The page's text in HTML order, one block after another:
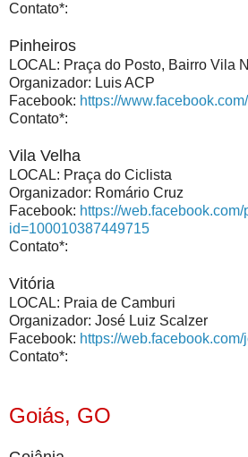
Contato*:
Pinheiros
LOCAL: Praça do Posto, Bairro Vila
Organizador: Luis ACP
Facebook: https://
Contato*:
Vila Velha
LOCAL: Praça do Ciclista
Organizador: Romário Cruz
Facebook: https://
id=100010387449715
Contato*:
Vitória
LOCAL: Praia de Camburi
Organizador: José Luiz Scalzer
Facebook: https://
Contato*:
Goiás, GO